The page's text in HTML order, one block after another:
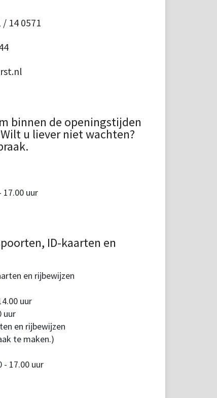
14 0571
binnen de openingstijden
u liever niet wachten?
uur
ID-kaarten en
en rijbewijzen
uur
uur
en rijbewijzen
te maken.)
- 17.00 uur